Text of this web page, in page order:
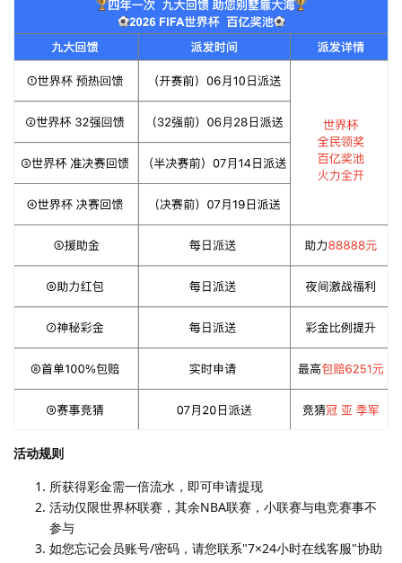
活动规则
所获得彩金需一倍流水，即可申请提现
活动仅限世界杯联赛，其余NBA联赛，小联赛与电竞赛事不
参与
如您忘记会员账号/密码，请您联系"7×24小时在线客服"协助